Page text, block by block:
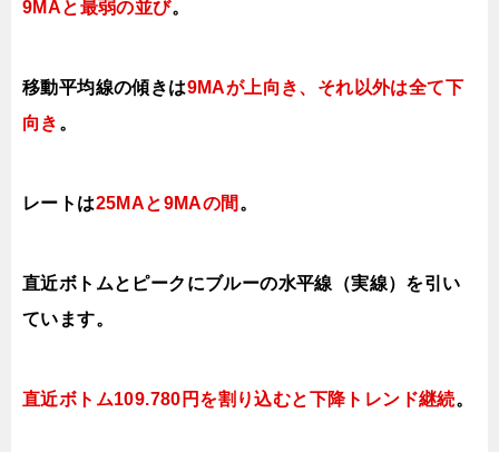
9MAと最弱の並び。
移動平均線の傾きは9MAが上向き、それ以外は全て下
向き 。
レートは25MAと9MAの間 。
直近ボトムとピークにブルーの水平線（実線）を引い
ています。
直近ボトム109.780円を割り込むと下降トレンド継続。